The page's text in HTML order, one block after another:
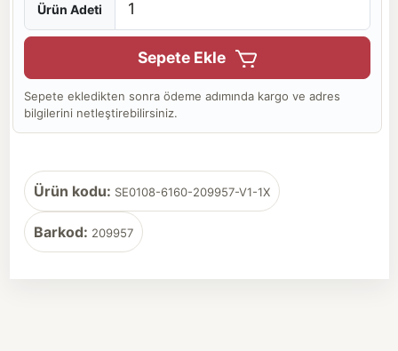
Ürün Adeti
Sepete Ekle
Sepete ekledikten sonra ödeme adımında kargo ve adres
bilgilerini netleştirebilirsiniz.
Ürün kodu: SE0108-6160-209957-V1-1X
Barkod: 209957